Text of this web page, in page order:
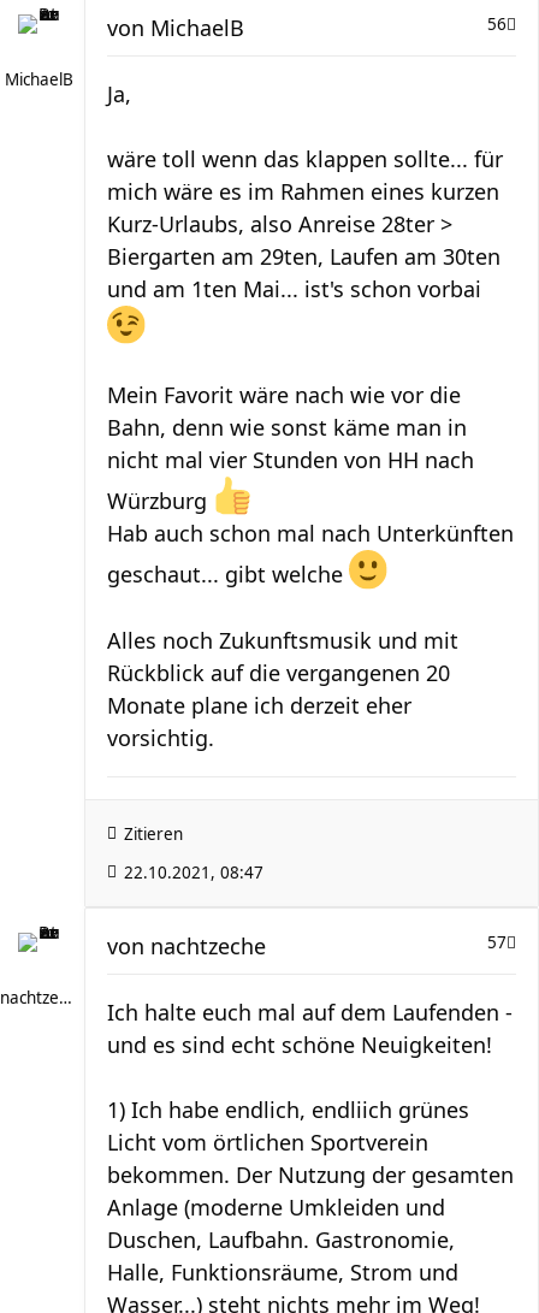
MichaelB
56
von MichaelB
Ja,
wäre toll wenn das klappen sollte... für
mich wäre es im Rahmen eines kurzen
Kurz-Urlaubs, also Anreise 28ter >
Biergarten am 29ten, Laufen am 30ten
und am 1ten Mai... ist's schon vorbai
Mein Favorit wäre nach wie vor die
Bahn, denn wie sonst käme man in
nicht mal vier Stunden von HH nach
Würzburg
Hab auch schon mal nach Unterkünften
geschaut... gibt welche
Alles noch Zukunftsmusik und mit
Rückblick auf die vergangenen 20
Monate plane ich derzeit eher
vorsichtig.
Zitieren
22.10.2021, 08:47
nachtzeche
57
von nachtzeche
Ich halte euch mal auf dem Laufenden -
und es sind echt schöne Neuigkeiten!
1) Ich habe endlich, endliich grünes
Licht vom örtlichen Sportverein
bekommen. Der Nutzung der gesamten
Anlage (moderne Umkleiden und
Duschen, Laufbahn. Gastronomie,
Halle, Funktionsräume, Strom und
Wasser...) steht nichts mehr im Weg!